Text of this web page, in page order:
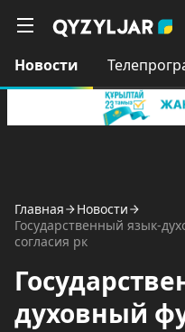
Новости
Главная
Новости
Государственный язык-
согласия рк
духовный